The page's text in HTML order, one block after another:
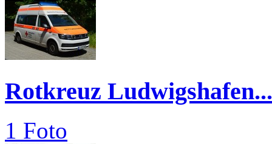
Rotkreuz Ludwigshafen...
1 Foto